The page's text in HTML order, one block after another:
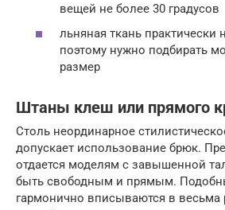
вещей не более 30 градусов
льняная ткань практически
поэтому нужно подбирать
размер
Штаны клеш или прямого
Столь неординарное
допускает использование брюк.
отдается моделям с завышенной
быть свободным и прямым.
гармонично вписываются в весьма